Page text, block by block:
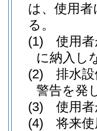
は、使用
る。
(1)
使用
に納入し
(2)
排水
警告を発
(3)
使用
(4)
将来